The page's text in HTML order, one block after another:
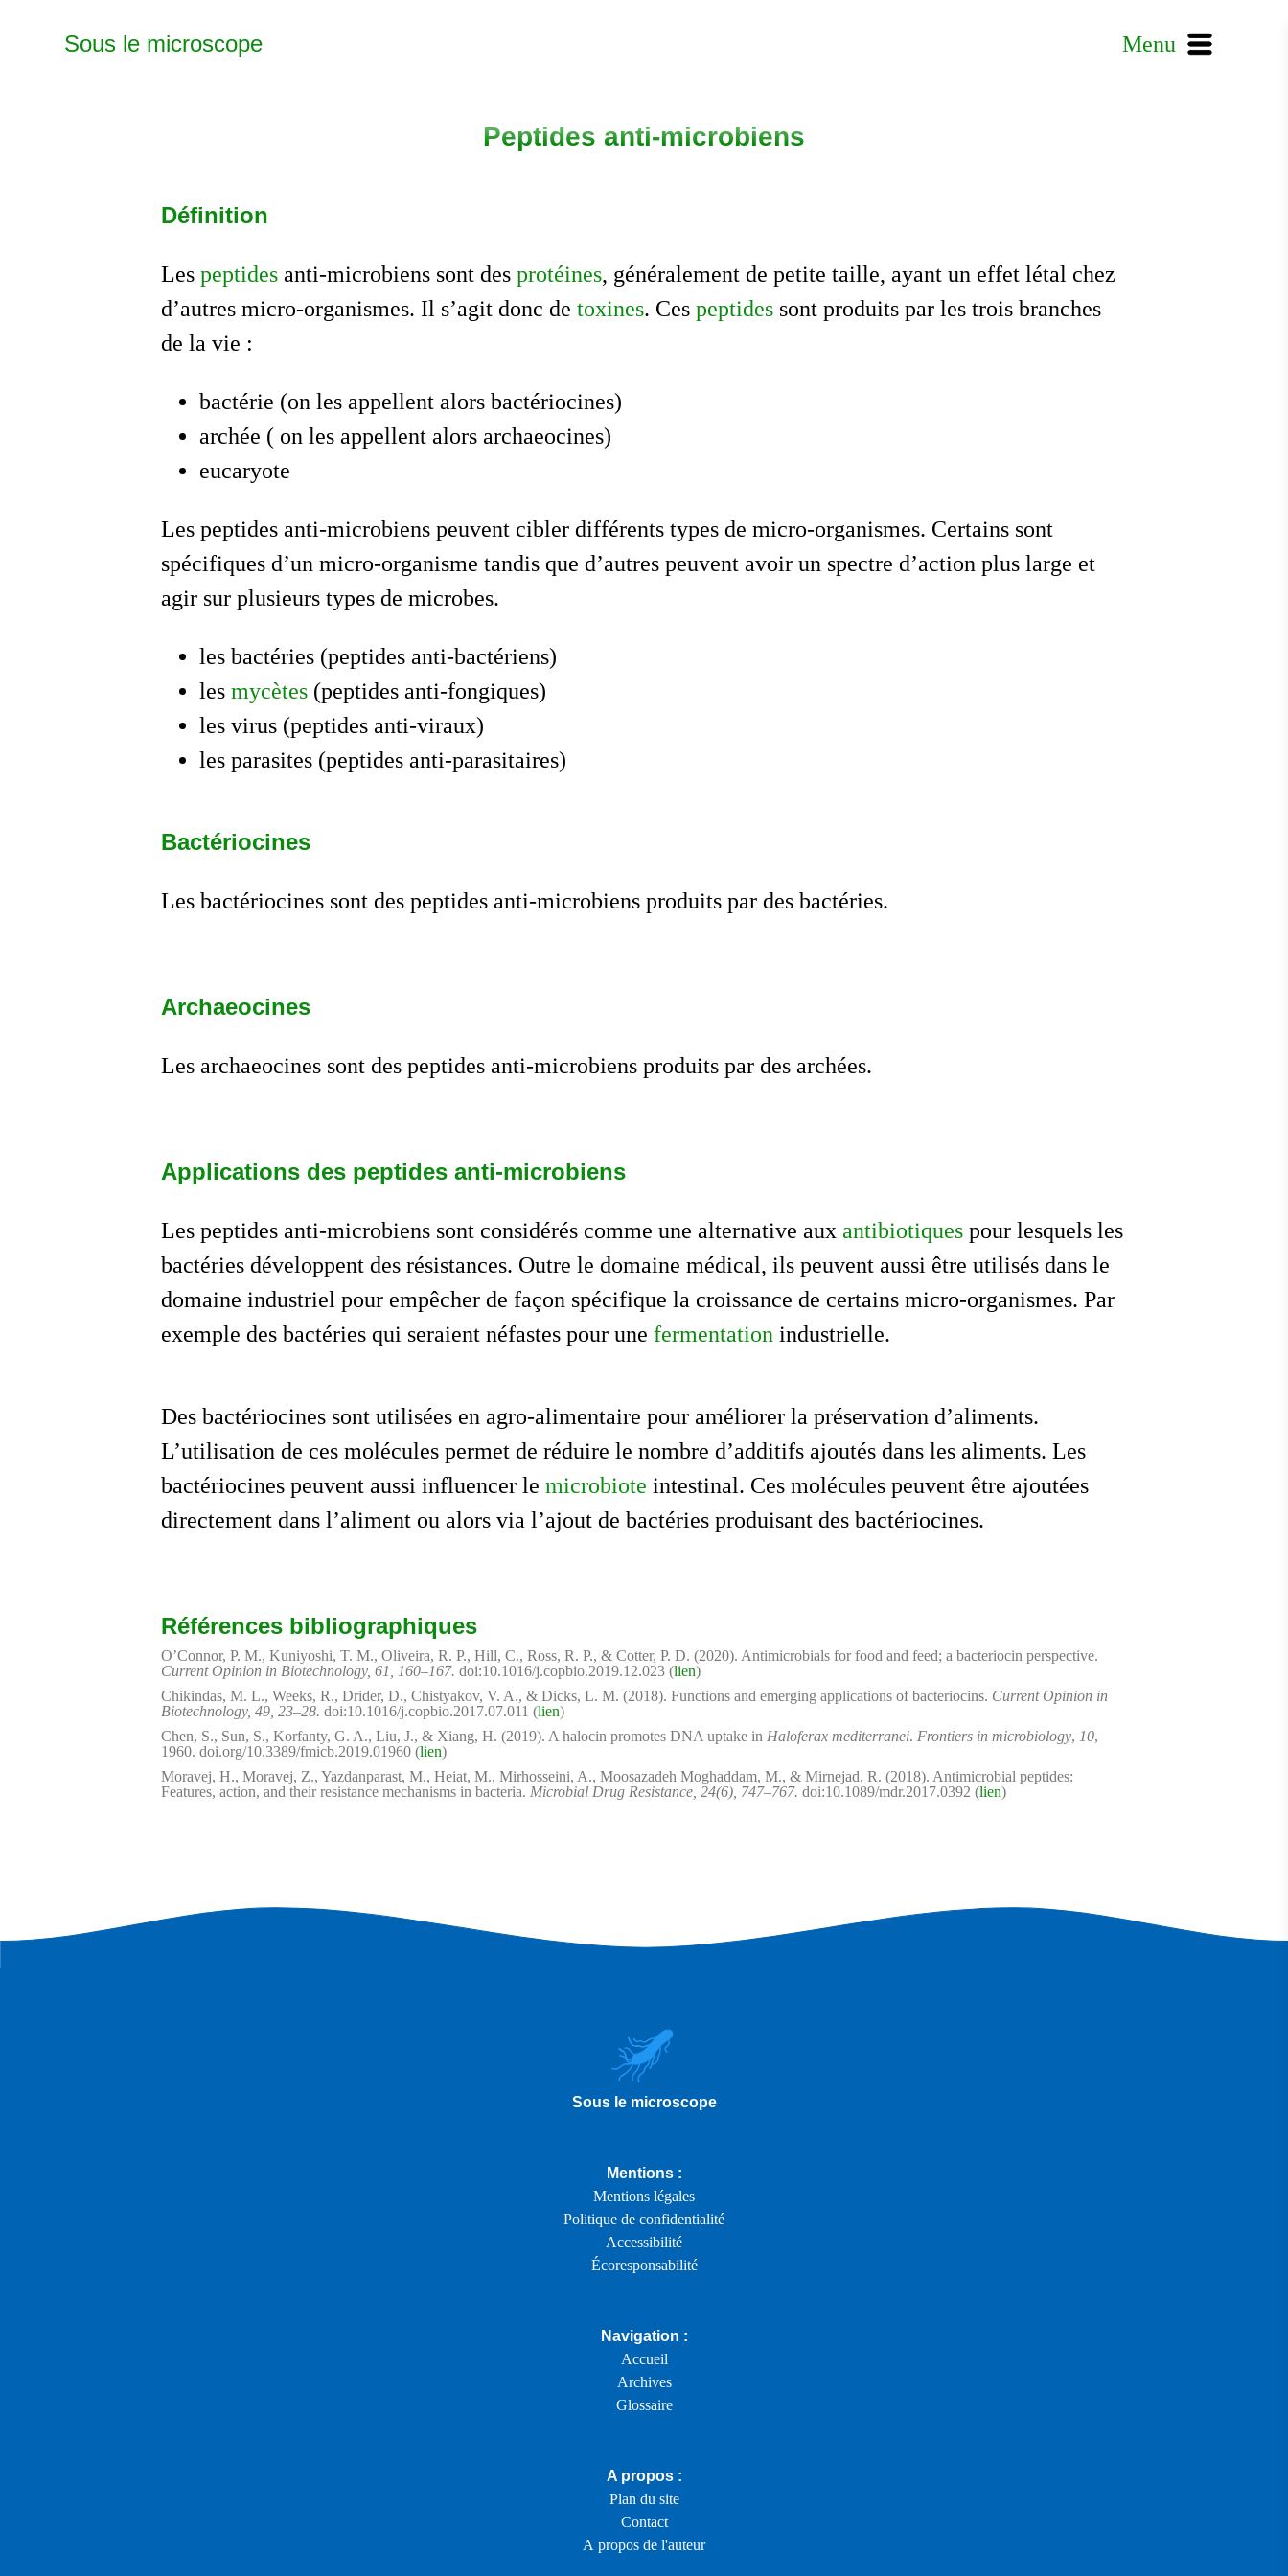
Sous le microscope Menu
Peptides anti-microbiens
Définition
Les peptides anti-microbiens sont des protéines, généralement de petite taille, ayant un effet létal chez
d’autres micro-organismes. Il s’agit donc de toxines. Ces peptides sont produits par les trois branches
de la vie :
bactérie (on les appellent alors bactériocines)
archée ( on les appellent alors archaeocines)
eucaryote
Les peptides anti-microbiens peuvent cibler différents types de micro-organismes. Certains sont
spécifiques d’un micro-organisme tandis que d’autres peuvent avoir un spectre d’action plus large et
agir sur plusieurs types de microbes.
les bactéries (peptides anti-bactériens)
les mycètes (peptides anti-fongiques)
les virus (peptides anti-viraux)
les parasites (peptides anti-parasitaires)
Bactériocines
Les bactériocines sont des peptides anti-microbiens produits par des bactéries.
Archaeocines
Les archaeocines sont des peptides anti-microbiens produits par des archées.
Applications des peptides anti-microbiens
Les peptides anti-microbiens sont considérés comme une alternative aux antibiotiques pour lesquels les
bactéries développent des résistances. Outre le domaine médical, ils peuvent aussi être utilisés dans le
domaine industriel pour empêcher de façon spécifique la croissance de certains micro-organismes. Par
exemple des bactéries qui seraient néfastes pour une fermentation industrielle.
Des bactériocines sont utilisées en agro-alimentaire pour améliorer la préservation d’aliments.
L’utilisation de ces molécules permet de réduire le nombre d’additifs ajoutés dans les aliments. Les
bactériocines peuvent aussi influencer le microbiote intestinal. Ces molécules peuvent être ajoutées
directement dans l’aliment ou alors via l’ajout de bactéries produisant des bactériocines.
Références bibliographiques
O’Connor, P. M., Kuniyoshi, T. M., Oliveira, R. P., Hill, C., Ross, R. P., & Cotter, P. D. (2020). Antimicrobials for food and feed; a bacteriocin perspective.
Current Opinion in Biotechnology, 61, 160–167. doi:10.1016/j.copbio.2019.12.023 (lien)
Chikindas, M. L., Weeks, R., Drider, D., Chistyakov, V. A., & Dicks, L. M. (2018). Functions and emerging applications of bacteriocins. Current Opinion in
Biotechnology, 49, 23–28. doi:10.1016/j.copbio.2017.07.011 (lien)
Chen, S., Sun, S., Korfanty, G. A., Liu, J., & Xiang, H. (2019). A halocin promotes DNA uptake in Haloferax mediterranei. Frontiers in microbiology, 10,
1960. doi.org/10.3389/fmicb.2019.01960 (lien)
Moravej, H., Moravej, Z., Yazdanparast, M., Heiat, M., Mirhosseini, A., Moosazadeh Moghaddam, M., & Mirnejad, R. (2018). Antimicrobial peptides:
Features, action, and their resistance mechanisms in bacteria. Microbial Drug Resistance, 24(6), 747–767. doi:10.1089/mdr.2017.0392 (lien)
Sous le microscope
Navigation :
Accueil
Archives
Glossaire
A propos :
Plan du site
Contact
A propos de l'auteur
Mentions :
Mentions légales
Politique de confidentialité
Accessibilité
Écoresponsabilité